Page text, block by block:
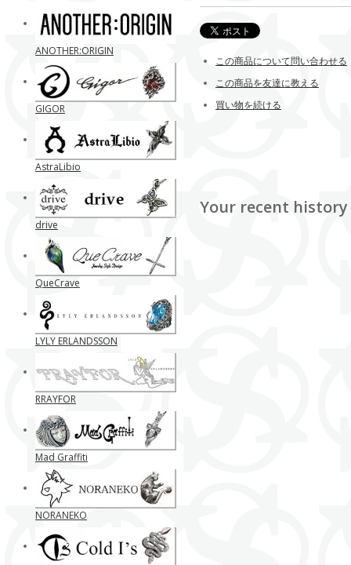
この商品について問い合わせる
この商品を友達に教える
買い物を続ける
Your recent history
ANOTHER:ORIGIN
GIGOR
AstraLibio
drive
QueCrave
LYLY ERLANDSSON
RRAYFOR
Mad Graffiti
NORANEKO